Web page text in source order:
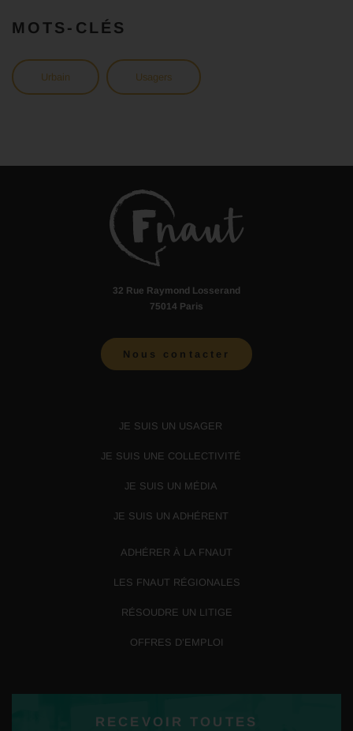
MOTS-CLÉS
Urbain Usagers
32 Rue Raymond Losserand
75014 Paris
Nous contacter
JE SUIS UN USAGER
JE SUIS UNE COLLECTIVITÉ
JE SUIS UN MÉDIA
JE SUIS UN ADHÉRENT
ADHÉRER À LA FNAUT
LES FNAUT RÉGIONALES
RÉSOUDRE UN LITIGE
OFFRES D’EMPLOI
RECEVOIR TOUTES